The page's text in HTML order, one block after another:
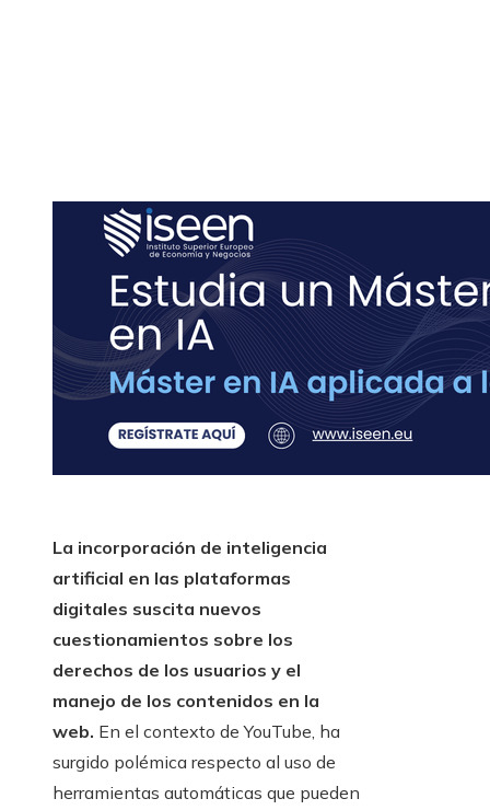
La incorporación de inteligencia
artificial en las plataformas
digitales suscita nuevos
cuestionamientos sobre los
derechos de los usuarios y el
manejo de los contenidos en la
web. En el contexto de YouTube, ha
surgido polémica respecto al uso de
herramientas automáticas que pueden